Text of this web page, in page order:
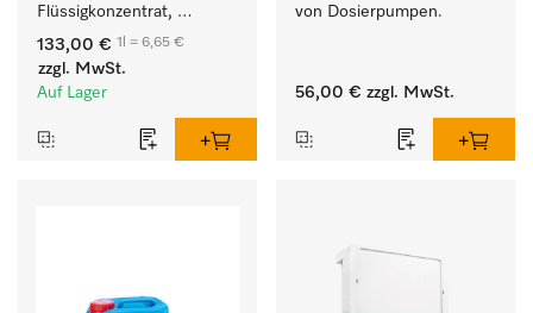
Flüssigkonzentrat,
mildalkalisch, 20 l zur
Reinigung von
Buntwäsche und
133,00 € 1l = 6,65 €
zzgl. MwSt.
Auf Lager
von Dosierpumpen.
56,00 € zzgl. MwSt.